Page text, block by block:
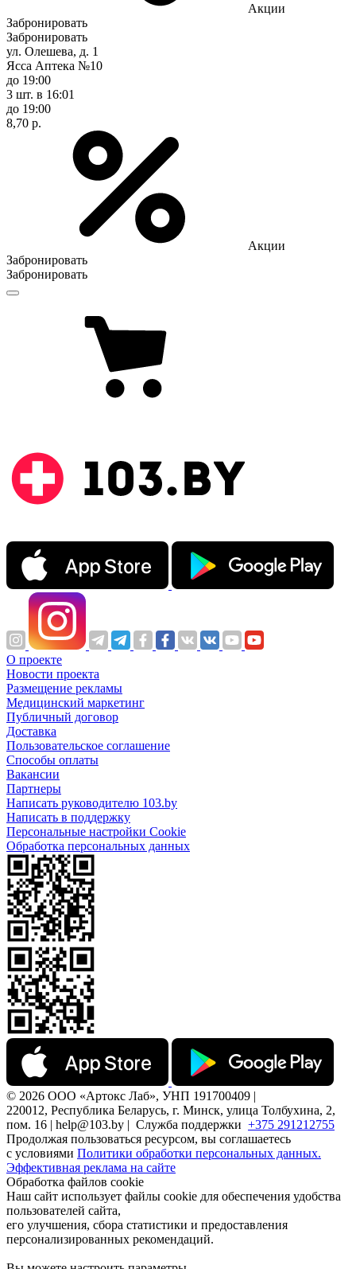
Акции
Забронировать
Забронировать
ул. Олешева, д. 1
Ясса Аптека №10
до 19:00
3 шт. в 16:01
до 19:00
8,70 р.
Акции
Забронировать
Забронировать
О проекте
Новости проекта
Размещение рекламы
Медицинский маркетинг
Публичный договор
Доставка
Пользовательское соглашение
Способы оплаты
Вакансии
Партнеры
Написать руководителю 103.by
Написать в поддержку
Персональные настройки Cookie
Обработка персональных данных
© 2026 ООО «Артокс Лаб», УНП 191700409 |
220012, Республика Беларусь, г. Минск, улица Толбухина, 2,
пом. 16 | help@103.by | Служба поддержки +375 291212755
Продолжая пользоваться ресурсом, вы соглашаетесь
с условиями Политики обработки персональных данных.
Эффективная реклама на сайте
Обработка файлов cookie
Наш сайт использует файлы cookie для обеспечения удобства
пользователей сайта,
его улучшения, сбора статистики и предоставления
персонализированных рекомендаций.